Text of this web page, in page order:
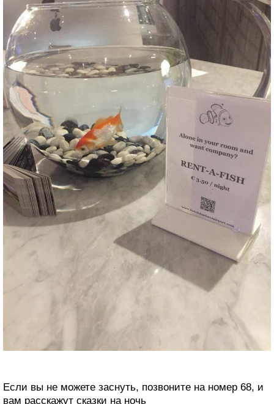
Если вы не можете заснуть, позвоните на номер 68, и
вам расскажут сказки на ночь